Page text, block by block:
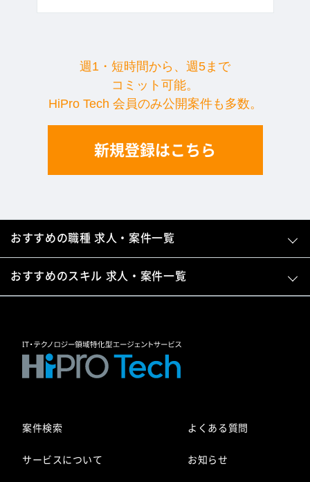
週1・短時間から、週5まで
コミット可能。
HiPro Tech 会員のみ公開案件も多数。
新規登録はこちら
おすすめの職種 求人・案件一覧
おすすめのスキル 求人・案件一覧
案件検索
サービスについて
よくある質問
お知らせ